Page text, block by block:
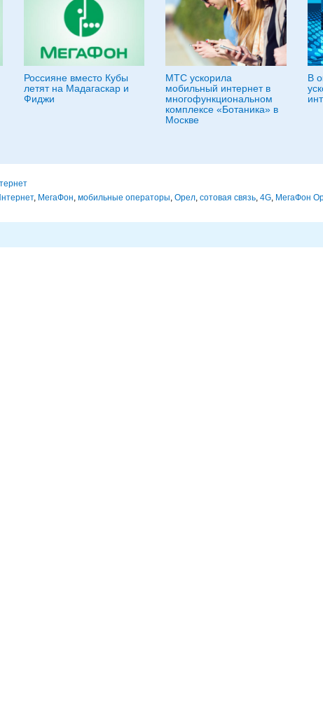
Россияне вместо Кубы
летят на Мадагаскар и
Фиджи
МТС ускорила
мобильный интернет в
многофункциональном
комплексе «Ботаника» в
Москве
В
, МегаФон, мобильные операторы, Орел, сотовая связь, 4G, МегаФон